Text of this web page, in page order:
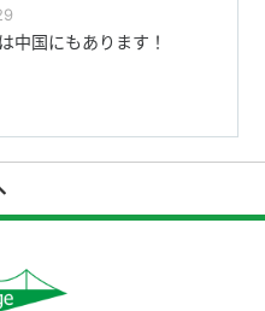
中国にもあります！